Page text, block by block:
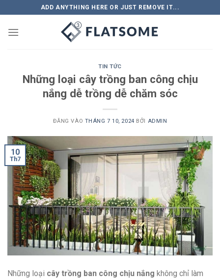
qua
nội
ADD ANYTHING HERE OR JUST REMOVE IT...
TIN TỨC
Những loại cây trồng ban công chịu
nắng dễ trồng dễ chăm sóc
ĐĂNG VÀO THÁNG 7 10, 2024 BỞI ADMIN
10
Th7
Những loại cây trồng ban công chịu nắng không chỉ làm